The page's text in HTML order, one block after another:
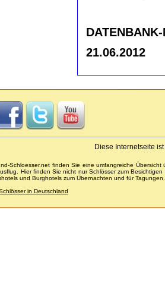
21.06.2012
Diese Internetseite
Schloesser.net finden Sie eine umfangreiche
Hier finden Sie nicht nur Schlösser zum
und Burghotels zum Übernachten und für Tagungen.
in Deutschland